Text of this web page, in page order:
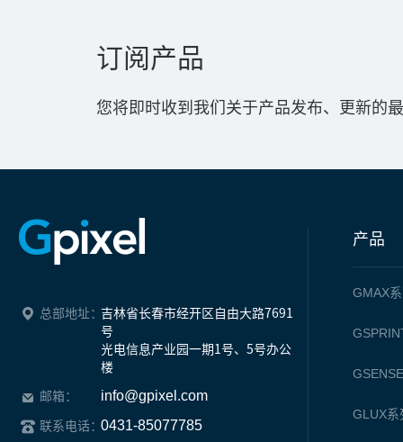
订阅产品
您将即时收到我们关于产品发布、更新的
总部地址：吉林省长春市经开区自由大路7691
号
光电信息产业园一期1号、5号办公
楼
邮箱： info@gpixel.com
联系电话：0431-85077785
产品
GMAX
GLUX系